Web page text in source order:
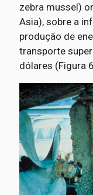
zebra mussel)
Asia), sobre a
produção de
transporte
dólares (Figura